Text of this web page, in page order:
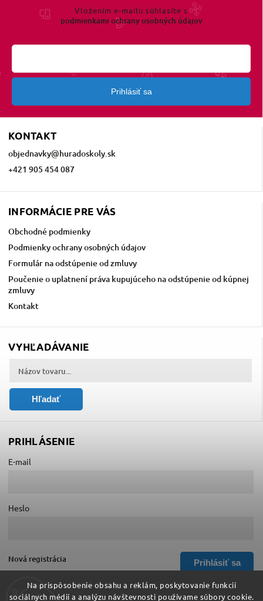
Na prispôsobenie obsahu a reklám, poskytovanie funkcií
sociálnych médií a analýzu návštevnosti používame súbory cookie.
KONTAKT
objednavky@huradoskoly.sk
+421 905 454 087
INFORMÁCIE PRE VÁS
Obchodné podmienky
Podmienky ochrany osobných údajov
Formulár na odstúpenie od zmluvy
Poučenie o uplatnení práva kupujúceho na odstúpenie od kúpnej
zmluvy
Kontakt
Vložením e-mailu súhlasíte s
podmienkami ochrany osobných údajov
Prihlásiť sa
VYHĽADÁVANIE
Hľadať
PRIHLÁSENIE
E-mail
Heslo
Prihlásiť sa
Nová registrácia
Zabudnuté heslo